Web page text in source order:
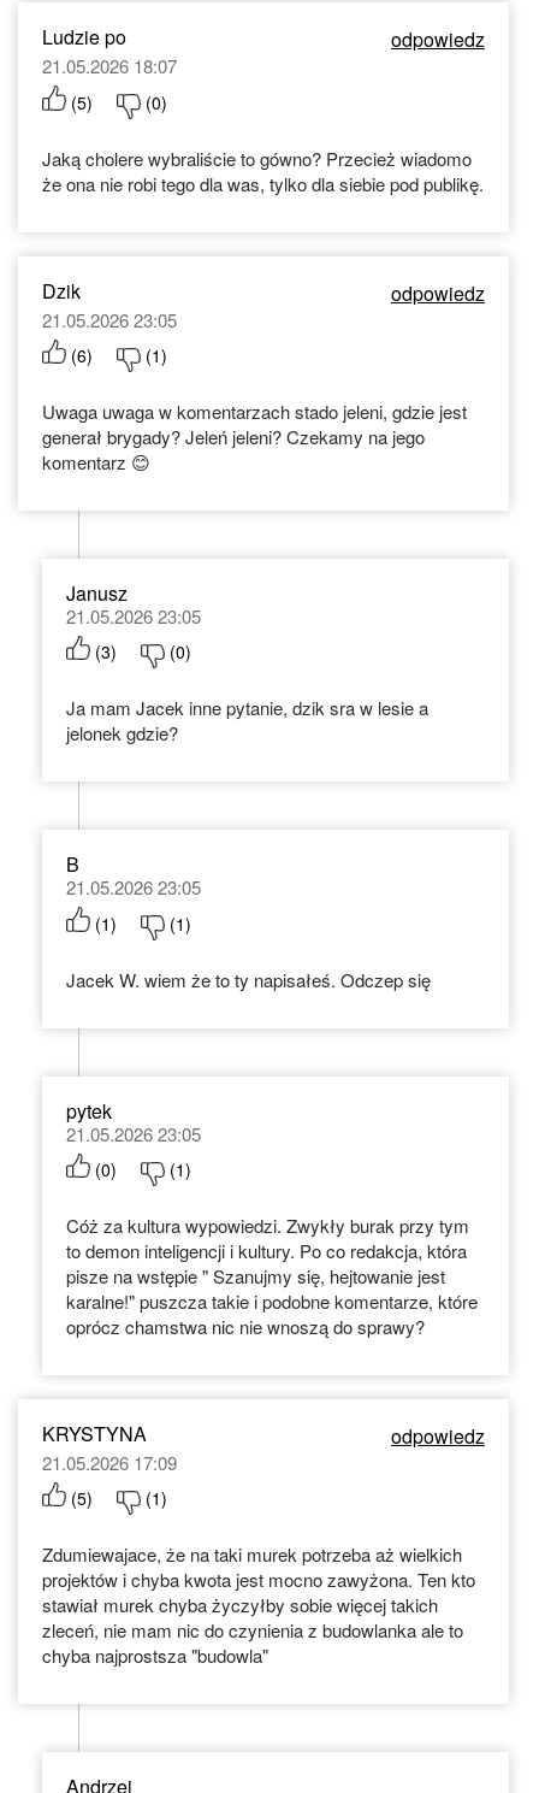
Ludzie po odpowiedz
21.05.2026 18:07
(5) (0)
Jaką cholere wybraliście to gówno? Przecież wiadomo
że ona nie robi tego dla was, tylko dla siebie pod publikę.
Dzik odpowiedz
21.05.2026 23:05
(6) (1)
Uwaga uwaga w komentarzach stado jeleni, gdzie jest
generał brygady? Jeleń jeleni? Czekamy na jego
komentarz 😊
Janusz
21.05.2026 23:05
(3) (0)
Ja mam Jacek inne pytanie, dzik sra w lesie a
jelonek gdzie?
B
21.05.2026 23:05
(1) (1)
Jacek W. wiem że to ty napisałeś. Odczep się
pytek
21.05.2026 23:05
(0) (1)
Cóż za kultura wypowiedzi. Zwykły burak przy tym
to demon inteligencji i kultury. Po co redakcja, która
pisze na wstępie " Szanujmy się, hejtowanie jest
karalne!" puszcza takie i podobne komentarze, które
oprócz chamstwa nic nie wnoszą do sprawy?
KRYSTYNA odpowiedz
21.05.2026 17:09
(5) (1)
Zdumiewajace, że na taki murek potrzeba aż wielkich
projektów i chyba kwota jest mocno zawyżona. Ten kto
stawiał murek chyba życzyłby sobie więcej takich
zleceń, nie mam nic do czynienia z budowlanka ale to
chyba najprostsza "budowla"
Andrzej